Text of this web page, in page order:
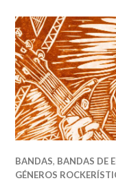
BANDAS, BANDAS DE
GÉNEROS